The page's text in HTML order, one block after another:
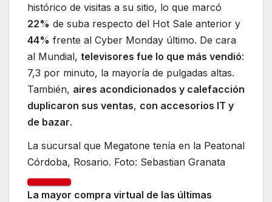
histórico de visitas a su sitio, lo que marcó
22% de suba respecto del Hot Sale anterior y
44% frente al Cyber Monday último. De cara
al Mundial, televisores fue lo que más vendió:
7,3 por minuto, la mayoría de pulgadas altas.
También, aires acondicionados y calefacción
duplicaron sus ventas, con accesorios IT y
de bazar.
La sucursal que Megatone tenía en la Peatonal
Córdoba, Rosario. Foto: Sebastian Granata
La mayor compra virtual de las últimas